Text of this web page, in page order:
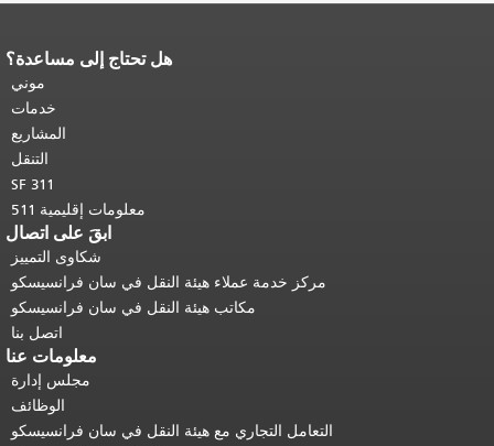
هل تحتاج إلى مساعدة؟
موني
خدمات
المشاريع
التنقل
SF 311
معلومات إقليمية 511
ابقَ على اتصال
شكاوى التمييز
مركز خدمة عملاء هيئة النقل في سان فرانسيسكو
مكاتب هيئة النقل في سان فرانسيسكو
اتصل بنا
معلومات عنا
مجلس إدارة
الوظائف
التعامل التجاري مع هيئة النقل في سان فرانسيسكو